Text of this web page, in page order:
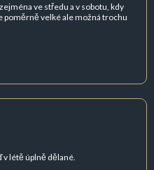
ve středu a v sobotu, kdy
poměrně velké ale možná trochu
létě úplně dělané.